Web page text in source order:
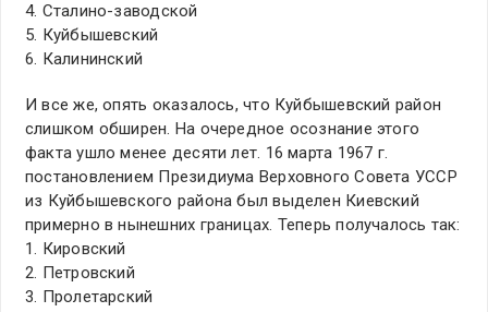
4. Сталино-заводской
5. Куйбышевский
6. Калининский
И все же, опять оказалось, что Куйбышевский район
слишком обширен. На очередное осознание этого
факта ушло менее десяти лет. 16 марта 1967 г.
постановлением Президиума Верховного Совета УССР
из Куйбышевского района был выделен Киевский
примерно в нынешних границах. Теперь получалось так:
1. Кировский
2. Петровский
3. Пролетарский